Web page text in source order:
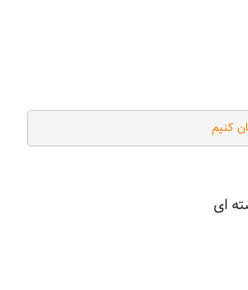
کنیم
ای